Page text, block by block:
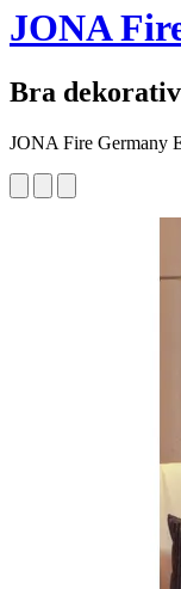
JONA
Bra
JONA Fire Germany